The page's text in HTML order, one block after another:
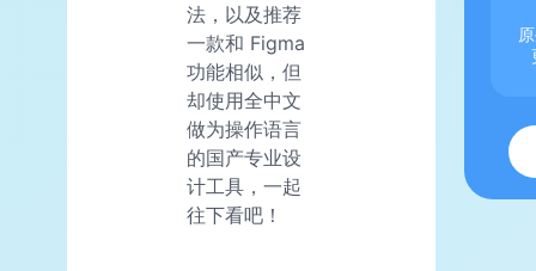
法，以及推荐
一款和 Figma
功能相似，但
却使用全中文
做为操作语言
的国产专业设
计工具，一起
往下看吧！